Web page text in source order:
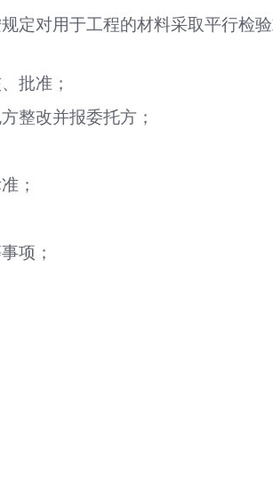
定对用于工程的材料采取平行检
批准；
整改并报委托方；
；
项；